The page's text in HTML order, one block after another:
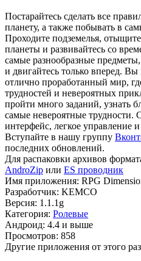
Постарайтесь сделать все
планету, а также побывать в
Проходите подземелья,
планеты и развивайтесь со
самые разнообразные
и двигайтесь только вперед.
отлично проработанный мир,
трудностей и невероятных
пройти много заданий, узнать
самые невероятные трудности.
интерфейс, легкое управление
Вступайте в нашу группу
последних обновлений.
Для распаковки архивов
AndroZip или ES проводник
Имя приложения: RPG
Разработчик: KEMCO
Версия: 1.1.1g
Категория: Ролевые
Андроид: 4.4 и выше
Просмотров: 858
Другие приложения от этого